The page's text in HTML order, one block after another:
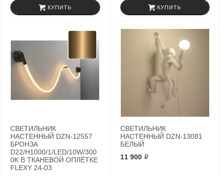
КУПИТЬ КУПИТЬ
СВЕТИЛЬНИК
НАСТЕННЫЙ DZN-12557
БРОНЗА
D22/H1000/1/LED/10W/300
0K В ТКАНЕВОЙ ОПЛЁТКЕ
FLEXY 24-03
СВЕТИЛЬНИК
НАСТЕННЫЙ DZN-13081
БЕЛЫЙ
11 900 ₽